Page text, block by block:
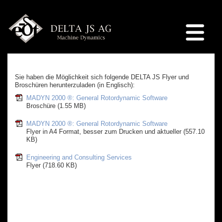
Sie haben die Möglichkeit sich folgende DELTA JS Flyer und
Broschüren herunterzuladen (in Englisch):
MADYN 2000 ®: General Rotordynamic Software
Broschüre (1.55 MB)
MADYN 2000 ®: General Rotordynamic Software
Flyer in A4 Format, besser zum Drucken und aktueller (557.10
KB)
Engineering and Consulting Services
Flyer (718.60 KB)